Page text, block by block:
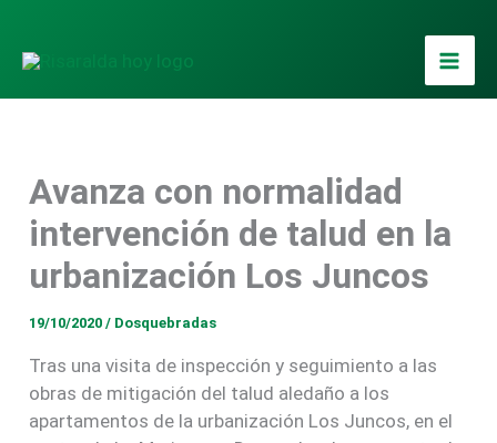
contenido
Avanza con normalidad
intervención de talud en la
urbanización Los Juncos
19/10/2020/ Dosquebradas
Tras una visita de inspección y seguimiento a las
obras de mitigación del talud aledaño a los
apartamentos de la urbanización Los Juncos, en el